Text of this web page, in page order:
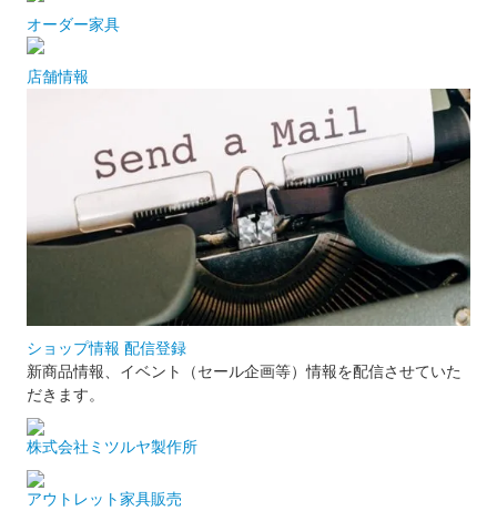
オーダー家具
店舗情報
ショップ情報 配信登録
新商品情報、イベント（セール企画等）情報を配信させていた
だきます。
株式会社ミツルヤ製作所
アウトレット家具販売